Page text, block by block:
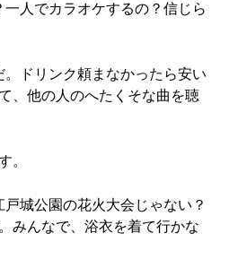
人でカラオケするの？信じら
。ドリンク頼まなかったら安い
、他の人のへたくそな曲を聴
。
城公園の花火大会じゃない？
みんなで、浴衣を着て行かな